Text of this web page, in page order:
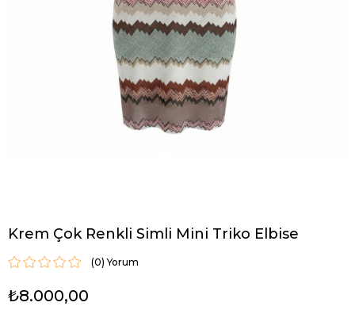
Krem Çok Renkli Simli Mini Triko Elbise
(0)
₺8.000,00